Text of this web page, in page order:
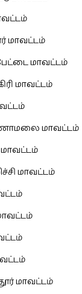
மாவட்டம்
மாவட்டம்
மாவட்டம்
மாவட்டம்
மாவட்டம்
மாவட்டம்
மாவட்டம்